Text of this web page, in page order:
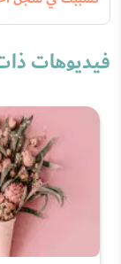
فيديوهات